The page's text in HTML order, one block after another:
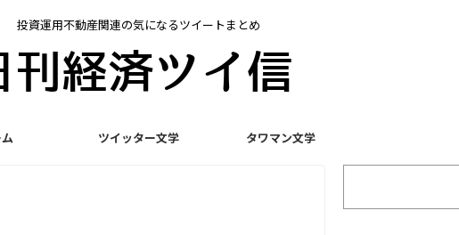
投資運用不動産関連の気になるツイートまとめ
ツイッター文学 タワマン文学